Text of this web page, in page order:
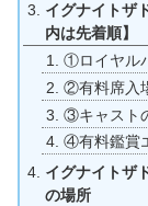
イグナイトザ
内は先着順】
①ロイヤル
②有料席入
③キャスト
④有料鑑賞
イグナイトザ
の場所